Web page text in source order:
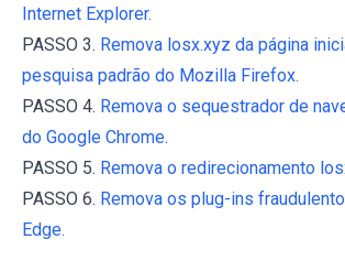
Internet Explorer.
PASSO 3. Remova losx.xyz da página
pesquisa padrão do Mozilla Firefox.
PASSO 4. Remova o sequestrador de
do Google Chrome.
PASSO 5. Remova o redirecionamento
PASSO 6. Remova os plug-ins
Edge.